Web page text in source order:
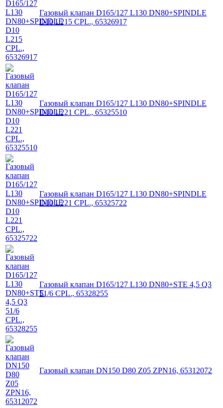
Газовый клапан D165/127 L130 DN80+SPINDLE
D10 L215 CPL., 65326917
Газовый клапан D165/127 L130 DN80+SPINDLE
D10 L221 CPL., 65325510
Газовый клапан D165/127 L130 DN80+SPINDLE
D10 L221 CPL., 65325722
Газовый клапан D165/127 L130 DN80+STE 4,5 Q3
51/6 CPL., 65328255
Газовый клапан DN150 D80 Z05 ZPN16, 65312072